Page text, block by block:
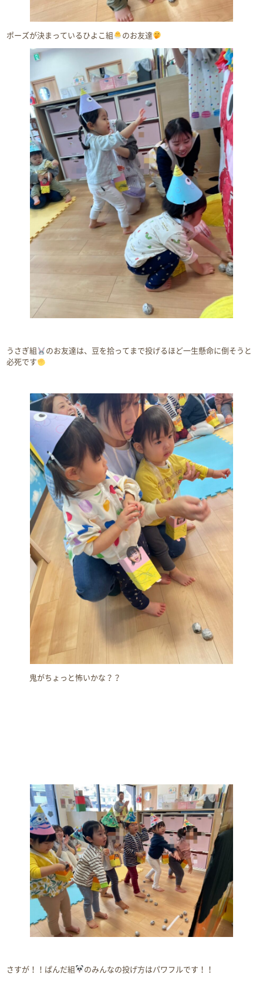
ポーズが決まっているひよこ組 のお友達
うさぎ組
のお友達は、豆を拾ってまで投げるほど一生懸命に倒そうと
必死です
鬼がちょっと怖いかな？？
さすが！！ぱんだ組 のみんなの投げ方はパワフルです！！